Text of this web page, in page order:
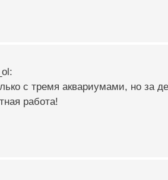
с тремя аквариумами, но за
работа!